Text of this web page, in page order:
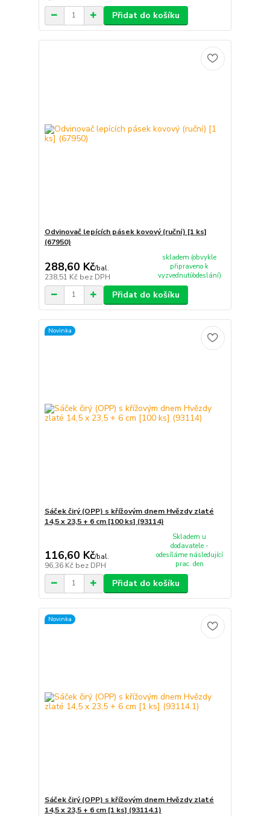
Přidat do košíku
Odvinovač lepících pásek kovový (ruční) [1 ks]
(67950)
288,60 Kč/bal.
238,51 Kč bez DPH
skladem (obvykle
připraveno k
vyzvednutí/odeslání)
Přidat do košíku
Novinka
Sáček čirý (OPP) s křížovým dnem Hvězdy zlaté
14,5 x 23,5 + 6 cm [100 ks] (93114)
116,60 Kč/bal.
96,36 Kč bez DPH
Skladem u
dodavatele -
odesíláme následující
prac. den
Přidat do košíku
Novinka
Sáček čirý (OPP) s křížovým dnem Hvězdy zlaté
14,5 x 23,5 + 6 cm [1 ks] (93114.1)